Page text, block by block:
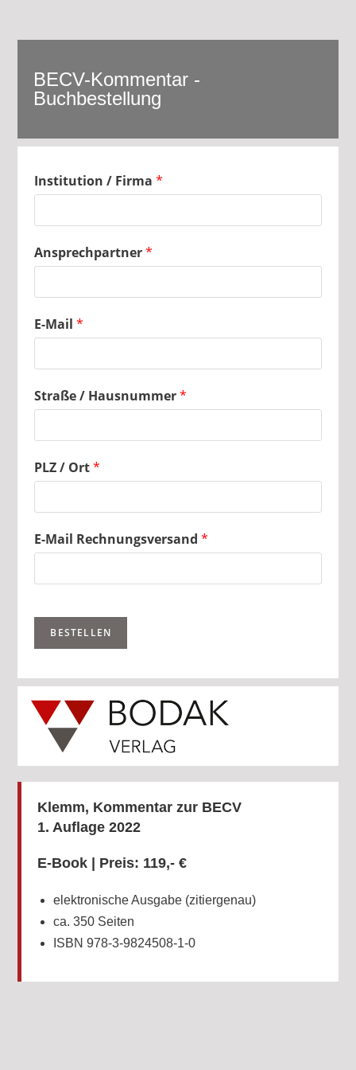
BECV-Kommentar -
Buchbestellung
Institution / Firma*
Ansprechpartner*
E-Mail*
Straße / Hausnummer*
PLZ / Ort*
E-Mail Rechnungsversand*
BESTELLEN
Klemm, Kommentar zur BECV
1. Auflage 2022
E-Book | Preis: 119,- €
elektronische Ausgabe (zitiergenau)
ca. 350 Seiten
ISBN 978-3-9824508-1-0